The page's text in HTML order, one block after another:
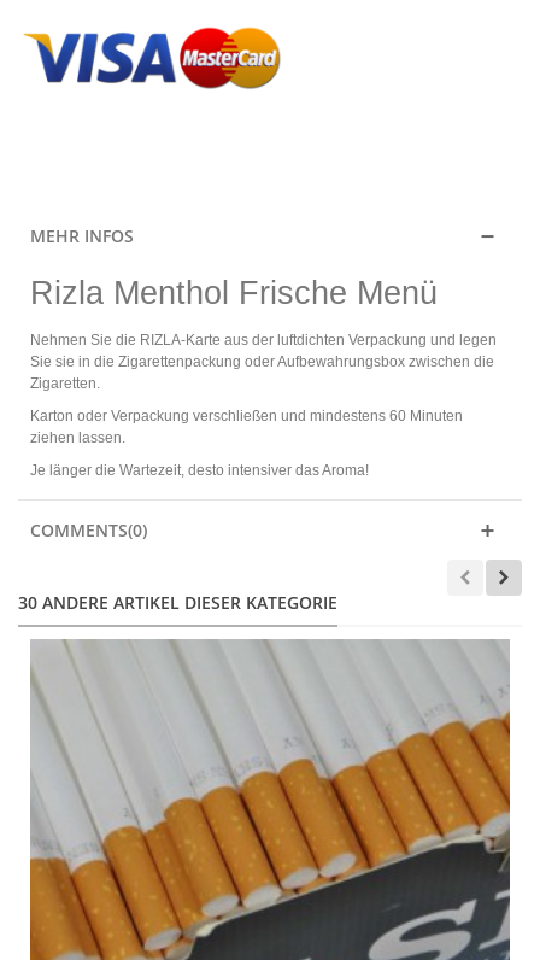
MEHR INFOS
Rizla Menthol Frische Menü
Nehmen Sie die RIZLA-Karte aus der luftdichten Verpackung und legen
Sie sie in die Zigarettenpackung oder Aufbewahrungsbox zwischen die
Zigaretten.
Karton oder Verpackung verschließen und mindestens 60 Minuten
ziehen lassen.
Je länger die Wartezeit, desto intensiver das Aroma!
COMMENTS(0)
30 ANDERE ARTIKEL DIESER KATEGORIE